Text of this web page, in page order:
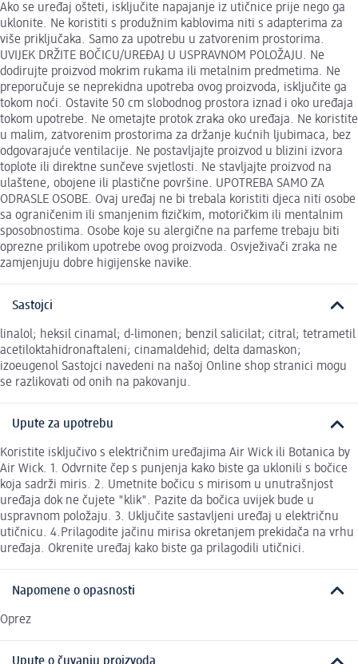
Ako se uređaj ošteti, isključite napajanje iz utičnice prije nego ga
uklonite. Ne koristiti s produžnim kablovima niti s adapterima za
više priključaka. Samo za upotrebu u zatvorenim prostorima.
UVIJEK DRŽITE BOČICU/UREĐAJ U USPRAVNOM POLOŽAJU. Ne
dodirujte proizvod mokrim rukama ili metalnim predmetima. Ne
preporučuje se neprekidna upotreba ovog proizvoda, isključite ga
tokom noći. Ostavite 50 cm slobodnog prostora iznad i oko uređaja
tokom upotrebe. Ne ometajte protok zraka oko uređaja. Ne koristite
u malim, zatvorenim prostorima za držanje kućnih ljubimaca, bez
odgovarajuće ventilacije. Ne postavljajte proizvod u blizini izvora
toplote ili direktne sunčeve svjetlosti. Ne stavljajte proizvod na
ulaštene, obojene ili plastične površine. UPOTREBA SAMO ZA
ODRASLE OSOBE. Ovaj uređaj ne bi trebala koristiti djeca niti osobe
sa ograničenim ili smanjenim fizičkim, motoričkim ili mentalnim
sposobnostima. Osobe koje su alergične na parfeme trebaju biti
oprezne prilikom upotrebe ovog proizvoda. Osvježivači zraka ne
zamjenjuju dobre higijenske navike.
Sastojci
linalol; heksil cinamal; d-limonen; benzil salicilat; citral; tetrametil
acetiloktahidronaftaleni; cinamaldehid; delta damaskon;
izoeugenol Sastojci navedeni na našoj Online shop stranici mogu
se razlikovati od onih na pakovanju.
Upute za upotrebu
Koristite isključivo s električnim uređajima Air Wick ili Botanica by
Air Wick. 1. Odvrnite čep s punjenja kako biste ga uklonili s bočice
koja sadrži miris. 2. Umetnite bočicu s mirisom u unutrašnjost
uređaja dok ne čujete "klik". Pazite da bočica uvijek bude u
uspravnom položaju. 3. Uključite sastavljeni uređaj u električnu
utičnicu. 4.Prilagodite jačinu mirisa okretanjem prekidača na vrhu
uređaja. Okrenite uređaj kako biste ga prilagodili utičnici.
Napomene o opasnosti
Oprez